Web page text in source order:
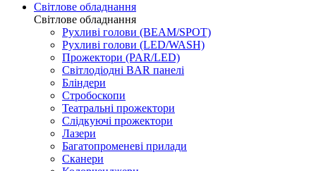
Світлове обладнання
Світлове обладнання
Рухливі голови (BEAM/SPOT)
Рухливі голови (LED/WASH)
Прожектори (PAR/LED)
Світлодіодні BAR панелі
Бліндери
Стробоскопи
Театральні прожектори
Слідкуючі прожектори
Лазери
Багатопроменеві прилади
Сканери